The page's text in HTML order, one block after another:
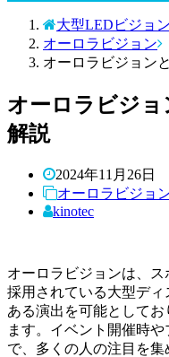
大型LEDビジョ
オーロラビジョン
オーロラビジョン
オーロラビジョ
解説
2024年11月26日
オーロラビジョ
kinotec
オーロラビジョンは、ス
採用されている大型デ
ある演出を可能として
ます。イベント開催時
で、多くの人の注目を集